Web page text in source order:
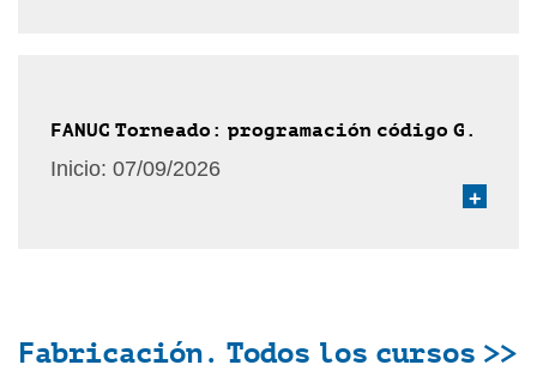
FANUC Torneado: programación código G.
Inicio: 07/09/2026
+
Fabricación. Todos los cursos >>